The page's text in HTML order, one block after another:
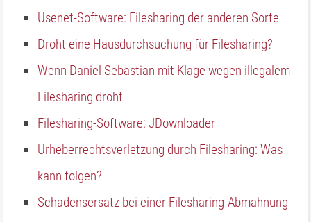
Usenet-Software: Filesharing der anderen Sorte
Droht eine Hausdurchsuchung für Filesharing?
Wenn Daniel Sebastian mit Klage wegen illegalem
Filesharing droht
Filesharing-Software: JDownloader
Urheberrechtsverletzung durch Filesharing: Was
kann folgen?
Schadensersatz bei einer Filesharing-Abmahnung